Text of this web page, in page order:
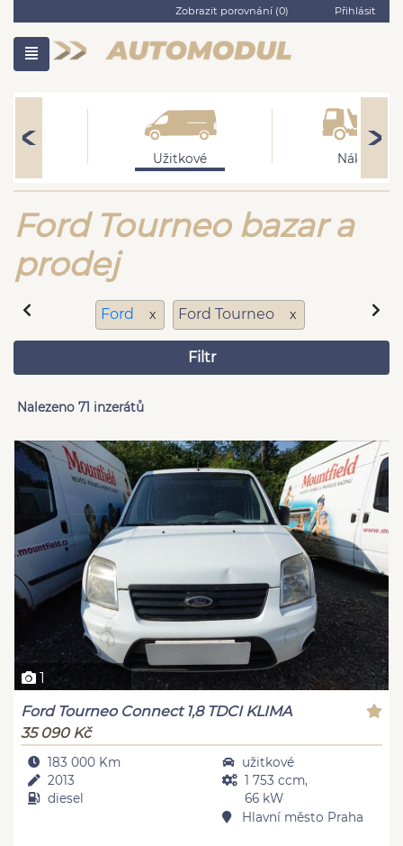
Zobrazit porovnání (0) Přihlásit
Užitkové Nákladní
Ford Tourneo bazar a
prodej
Ford x Ford Tourneo x
Filtr
Nalezeno 71 inzerátů
1
Ford Tourneo Connect 1,8 TDCI KLIMA
35 090 Kč
183 000 Km
2013
diesel
užitkové
1 753 ccm,
66 kW
Hlavní město Praha